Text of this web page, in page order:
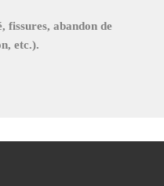
abandon de
etc.).